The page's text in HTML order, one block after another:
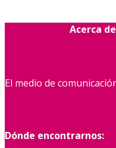
Acerca
El medio de
Dónde encontrarnos: